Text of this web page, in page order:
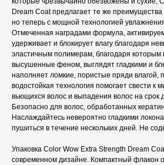
Dream Coat предлагает те же
но теперь с мощной технологией
Отмеченная наградами формула,
удерживает и блокирует влагу благодаря
эластичным полимерам, благодаря которым
высушенные феном, выглядят гладкими и
наполняет ломкие, пористые пряди влагой,
водостойкая технология помогает свести к
вьющихся волос и выпадения волос на срок
Безопасно для волос, обработанных
Наслаждайтесь невероятно гладкими
пушиться в течение нескольких дней. Не
Упаковка Color Wow Extra Strength Dream
современном дизайне. Компактный флакон